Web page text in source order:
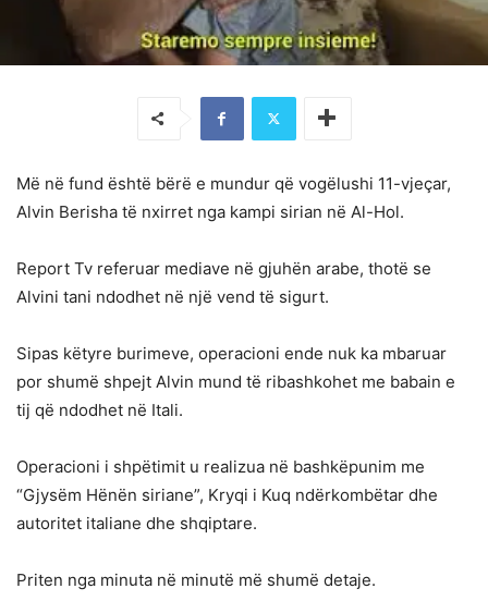
Më në fund është bërë e mundur që vogëlushi 11-vjeçar,
Alvin Berisha të nxirret nga kampi sirian në Al-Hol.
Report Tv referuar mediave në gjuhën arabe, thotë se
Alvini tani ndodhet në një vend të sigurt.
Sipas këtyre burimeve, operacioni ende nuk ka mbaruar
por shumë shpejt Alvin mund të ribashkohet me babain e
tij që ndodhet në Itali.
Operacioni i shpëtimit u realizua në bashkëpunim me
“Gjysëm Hënën siriane”, Kryqi i Kuq ndërkombëtar dhe
autoritet italiane dhe shqiptare.
Priten nga minuta në minutë më shumë detaje.